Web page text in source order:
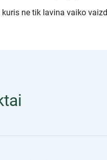
ne tik lavina vaiko